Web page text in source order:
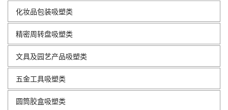
化妆品包装吸塑类
精密周转盘吸塑类
文具及园艺产品吸塑类
五金工具吸塑类
圆筒胶盒吸塑类